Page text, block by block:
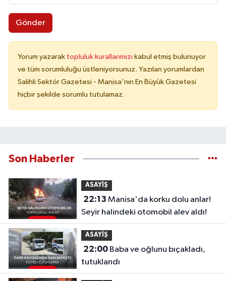
Gönder
Yorum yazarak topluluk kurallarımızı kabul etmiş bulunuyor
ve tüm sorumluluğu üstleniyorsunuz. Yazılan yorumlardan
Salihli Sektör Gazetesi - Manisa'nın En Büyük Gazetesi
hiçbir şekilde sorumlu tutulamaz.
Son Haberler
ASAYİŞ
22:13
Seyir halindeki otomobil alev aldı!
ASAYİŞ
22:00Baba ve oğlunu bıçakladı,
tutuklandı